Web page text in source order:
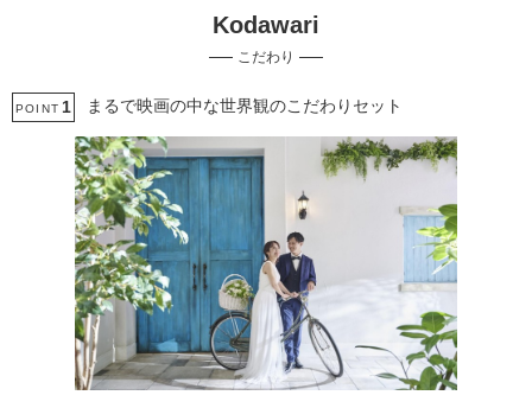
ソロウエディング
海での撮影
Kodawari
こだわり
POINT 1 まるで映画の中な世界観のこだわりセット